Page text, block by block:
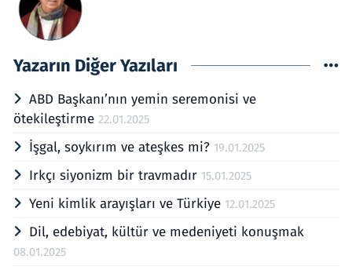
Yazarın Diğer Yazıları
ABD Başkanı’nın yemin seremonisi ve
ötekileştirme 22.01.2025
İşgal, soykırım ve ateşkes mi? 19.01.2025
Irkçı siyonizm bir travmadır 15.01.2025
Yeni kimlik arayışları ve Türkiye 12.01.2025
Dil, edebiyat, kültür ve medeniyeti konuşmak
08.01.2025